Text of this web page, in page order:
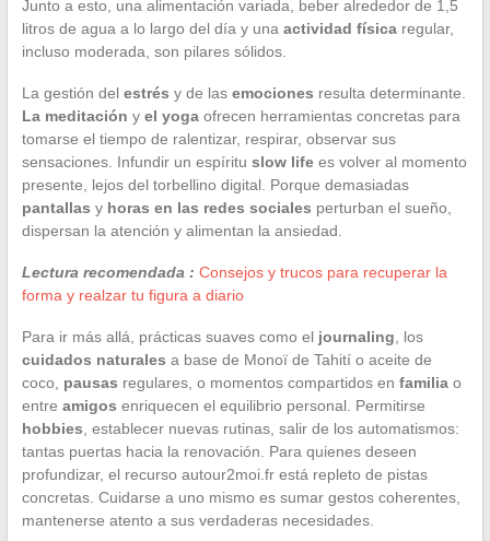
Junto a esto, una alimentación variada, beber alrededor de 1,5
litros de agua a lo largo del día y una actividad físicaregular,
incluso moderada, son pilares sólidos.
La gestión del estrés y de las emociones resulta determinante.
La meditación y el yogaofrecen herramientas concretas para
tomarse el tiempo de ralentizar, respirar, observar sus
sensaciones. Infundir un espíritu slow lifees volver al momento
presente, lejos del torbellino digital. Porque demasiadas
pantallas y horas en las redes sociales perturban el sueño,
dispersan la atención y alimentan la ansiedad.
Lectura recomendada : Consejos y trucos para recuperar la
forma y realzar tu figura a diario
Para ir más allá, prácticas suaves como el journaling , los
cuidados naturales a base de Monoï de Tahití o aceite de
coco, pausas regulares, o momentos compartidos en familiao
entre amigos enriquecen el equilibrio personal. Permitirse
hobbies , establecer nuevas rutinas, salir de los automatismos:
tantas puertas hacia la renovación. Para quienes deseen
profundizar, el recurso autour2moi.fr está repleto de pistas
concretas. Cuidarse a uno mismo es sumar gestos coherentes,
mantenerse atento a sus verdaderas necesidades.